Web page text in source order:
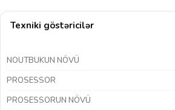
Texniki göstəricilər
NOUTBUKUN NÖVÜ
PROSESSOR
PROSESSORUN NÖVÜ